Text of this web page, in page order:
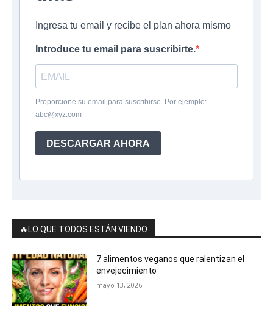
Ingresa tu email y recibe el plan ahora mismo
Introduce tu email para suscribirte.
Proporcione su email para suscribirse. Por ejemplo:
abc@xyz.com
DESCARGAR AHORA
🔥LO QUE TODOS ESTÁN VIENDO
7 alimentos veganos que ralentizan el
envejecimiento
mayo 13, 2026